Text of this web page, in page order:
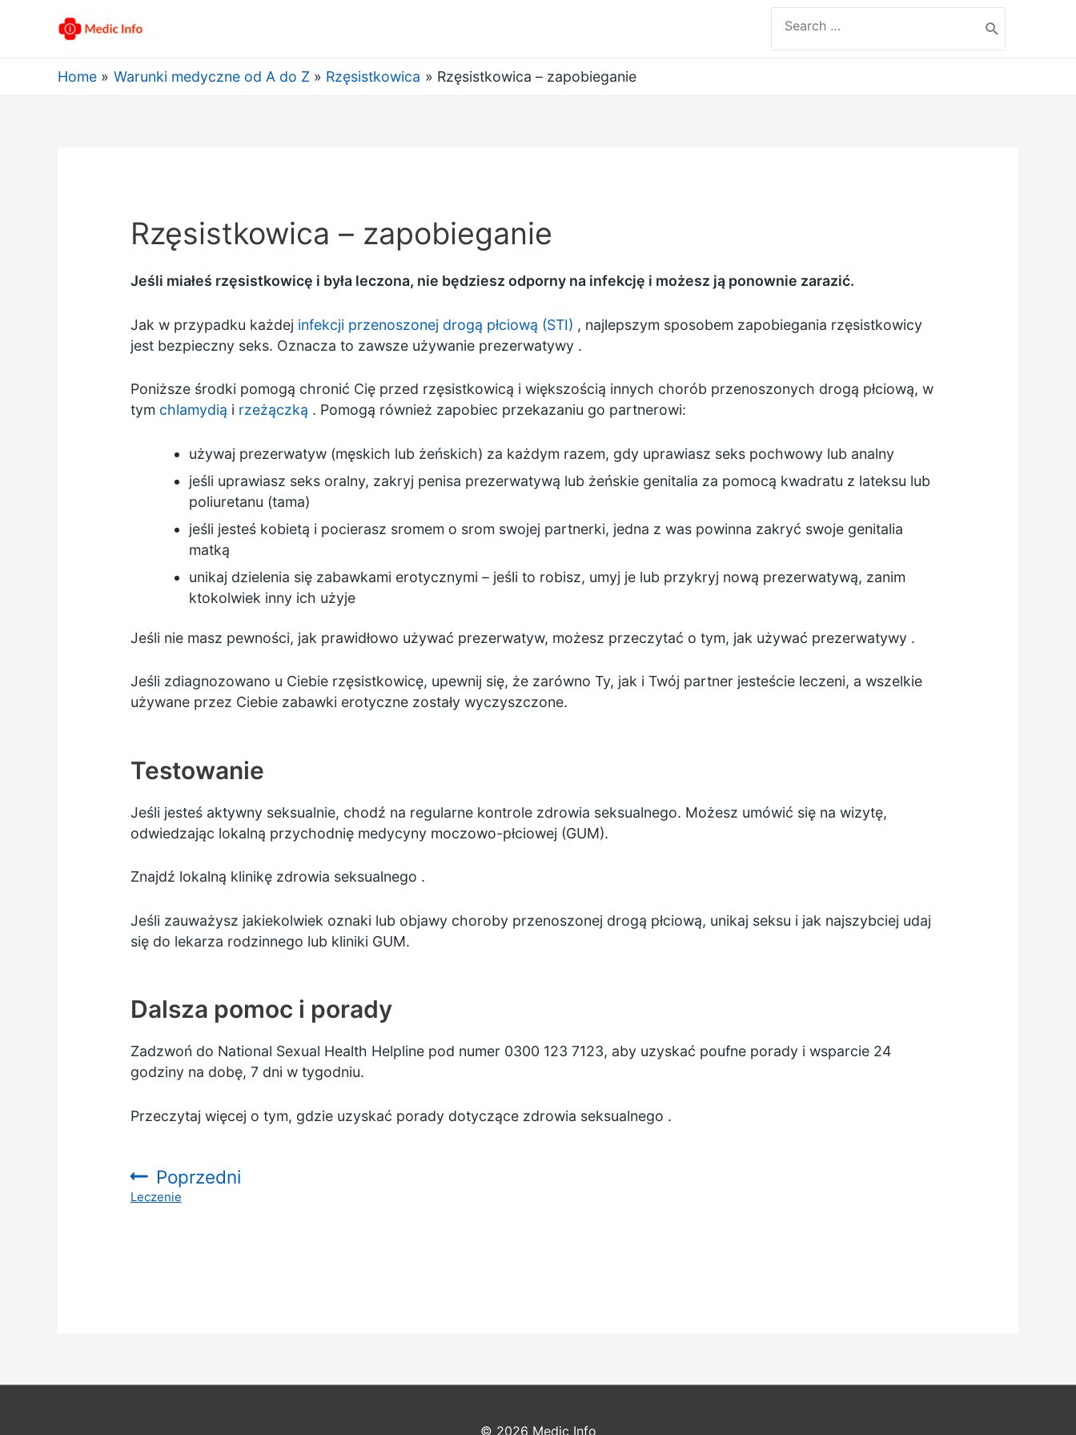
for:
Home Warunki medyczne od A do Z Rzęsistkowica Rzęsistkowica – zapobieganie
Rzęsistkowica – zapobieganie
Jeśli miałeś rzęsistkowicę i była leczona, nie będziesz odporny na infekcję i możesz ją ponownie zarazić.
Jak w przypadku każdej infekcji przenoszonej drogą płciową (STI) , najlepszym sposobem zapobiegania rzęsistkowicy
jest bezpieczny seks. Oznacza to zawsze używanie prezerwatywy.
Poniższe środki pomogą chronić Cię przed rzęsistkowicą i większością innych chorób przenoszonych drogą płciową, w
tym chlamydią i rzeżączką . Pomogą również zapobiec przekazaniu go partnerowi:
używaj prezerwatyw (męskich lub żeńskich) za każdym razem, gdy uprawiasz seks pochwowy lub analny
jeśli uprawiasz seks oralny, zakryj penisa prezerwatywą lub żeńskie genitalia za pomocą kwadratu z lateksu lub
poliuretanu (tama)
jeśli jesteś kobietą i pocierasz sromem o srom swojej partnerki, jedna z was powinna zakryć swoje genitalia
matką
unikaj dzielenia się zabawkami erotycznymi – jeśli to robisz, umyj je lub przykryj nową prezerwatywą, zanim
ktokolwiek inny ich użyje
Jeśli nie masz pewności, jak prawidłowo używać prezerwatyw, możesz przeczytać o tym, jak używać prezerwatywy.
Jeśli zdiagnozowano u Ciebie rzęsistkowicę, upewnij się, że zarówno Ty, jak i Twój partner jesteście leczeni, a wszelkie
używane przez Ciebie zabawki erotyczne zostały wyczyszczone.
Testowanie
Jeśli jesteś aktywny seksualnie, chodź na regularne kontrole zdrowia seksualnego. Możesz umówić się na wizytę,
odwiedzając lokalną przychodnię medycyny moczowo-płciowej (GUM).
Znajdź lokalną klinikę zdrowia seksualnego .
Jeśli zauważysz jakiekolwiek oznaki lub objawy choroby przenoszonej drogą płciową, unikaj seksu i jak najszybciej udaj
się do lekarza rodzinnego lub kliniki GUM.
Dalsza pomoc i porady
Zadzwoń do National Sexual Health Helpline pod numer 0300 123 7123, aby uzyskać poufne porady i wsparcie 24
godziny na dobę, 7 dni w tygodniu.
Przeczytaj więcej o tym, gdzie uzyskać porady dotyczące zdrowia seksualnego .
Poprzedni
:Leczenie
© 2026 Medic Info